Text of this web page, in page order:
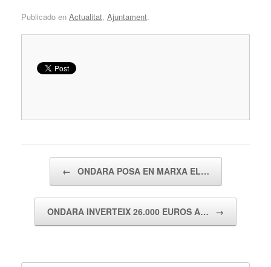
Publicado en Actualitat, Ajuntament.
← ONDARA POSA EN MARXA EL…
ONDARA INVERTEIX 26.000 EUROS A… →